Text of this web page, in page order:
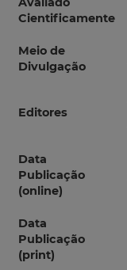
Cientificamente
Meio de
Divulgação
Editores
Data
Publicação
(online)
Data
Publicação
(print)